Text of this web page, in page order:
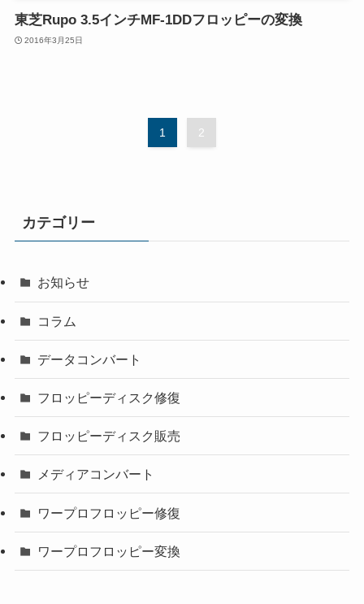
東芝Rupo 3.5インチMF-1DDフロッピーの変換
2016年3月25日
1 2
カテゴリー
お知らせ
コラム
データコンバート
フロッピーディスク修復
フロッピーディスク販売
メディアコンバート
ワープロフロッピー修復
ワープロフロッピー変換